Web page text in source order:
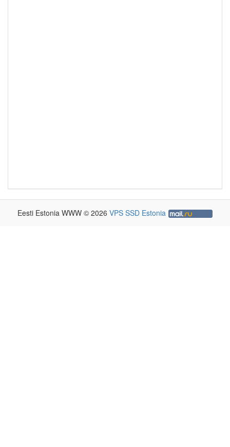
Eesti Estonia WWW © 2026 VPS SSD Estonia